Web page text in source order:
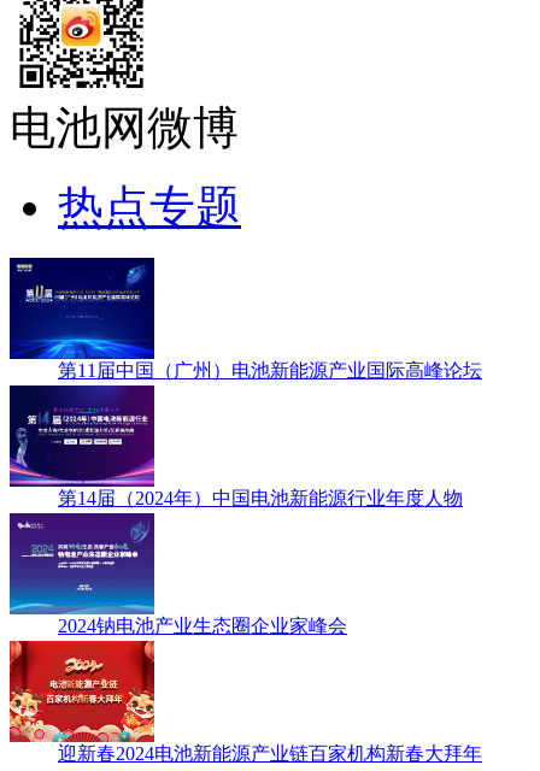
电池网微博
热点专题
第11届中国（广州）电池新能源产业国际高峰论坛
第14届（2024年）中国电池新能源行业年度人物
2024钠电池产业生态圈企业家峰会
迎新春2024电池新能源产业链百家机构新春大拜年